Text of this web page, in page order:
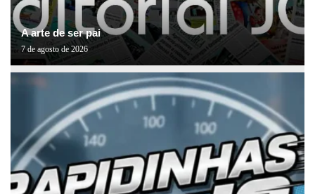
A arte de ser pai
7 de agosto de 2026